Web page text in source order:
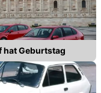
hat Geburtstag